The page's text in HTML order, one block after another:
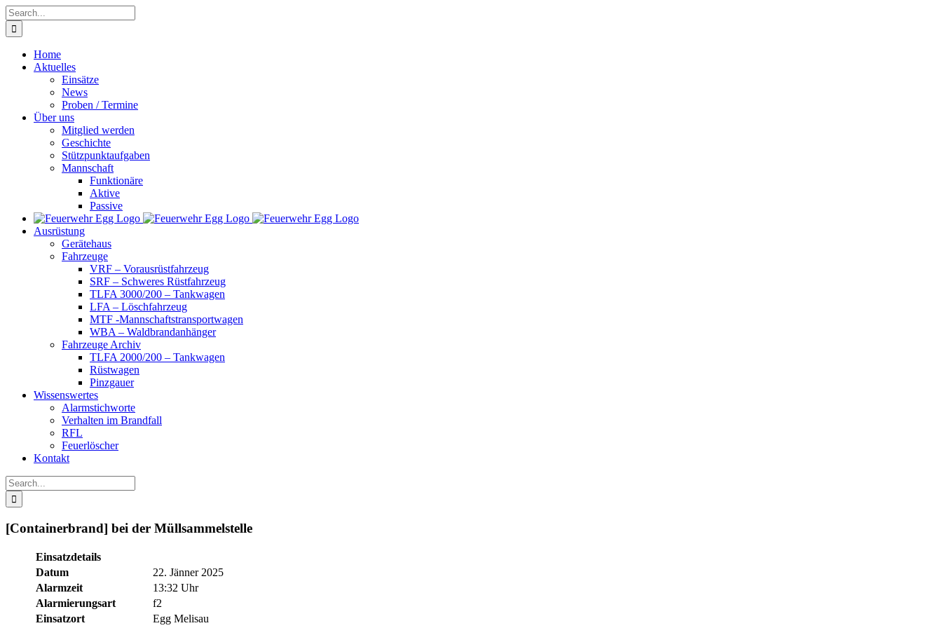
Skip
to
content
Search
for:
Home
Aktuelles
Einsätze
News
Proben / Termine
Über uns
Mitglied werden
Geschichte
Stützpunktaufgaben
Mannschaft
Funktionäre
Aktive
Passive
Ausrüstung
Gerätehaus
Fahrzeuge
VRF – Vorausrüstfahrzeug
SRF – Schweres Rüstfahrzeug
TLFA 3000/200 – Tankwagen
LFA – Löschfahrzeug
MTF -Mannschaftstransportwagen
WBA – Waldbrandanhänger
Fahrzeuge Archiv
TLFA 2000/200 – Tankwagen
Rüstwagen
Pinzgauer
Wissenswertes
Alarmstichworte
Verhalten im Brandfall
RFL
Feuerlöscher
Kontakt
Search
for:
[Containerbrand] bei der Müllsammelstelle
Einsatzdetails
Datum
22. Jänner 2025
Alarmzeit
13:32 Uhr
Alarmierungsart
f2
Einsatzort
Egg Melisau